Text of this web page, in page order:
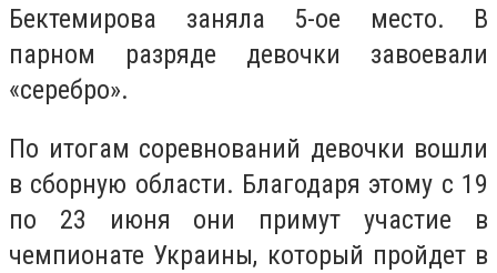
Бектемирова заняла 5-ое место. В
парном разряде девочки завоевали
«серебро».
По итогам соревнований девочки вошли
в сборную области. Благодаря этому с 19
по 23 июня они примут участие в
чемпионате Украины, который пройдет в